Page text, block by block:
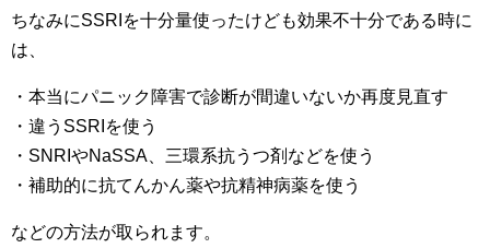
ちなみにSSRIを十分量使ったけども効果不十分である時に
は、
・本当にパニック障害で診断が間違いないか再度見直す
・違うSSRIを使う
・SNRIやNaSSA、三環系抗うつ剤などを使う
・補助的に抗てんかん薬や抗精神病薬を使う
などの方法が取られます。